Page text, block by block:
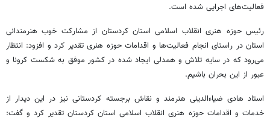
فعالیت‌های اجرایی شده است.
رئیس حوزه هنری انقلاب اسلامی استان کردستان از مشارکت خوب هنرمندانی
استان در راستای انجام فعالیت‌ها و اقدامات حوزه هنری تقدیر کرد و افزود: انتظار
می‌رود که در سایه تلاش و همدلی ایجاد شده در کشور موفق به شکست کرونا و
عبور از این بحران باشیم.
استاد هادی ضیاءالدینی هنرمند و نقاش برجسته کردستانی نیز در این دیدار از
خدمات و اقدامات حوزه هنری انقلاب اسلامی استان کردستان تقدیر کرد و گفت: